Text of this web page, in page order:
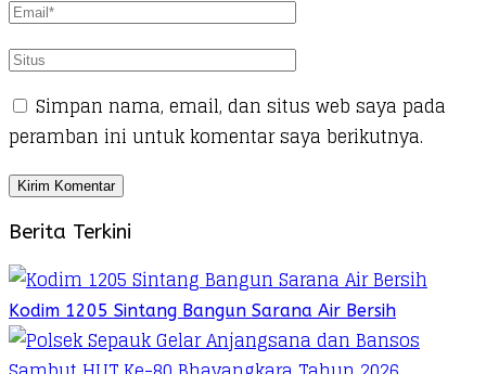
Simpan nama, email, dan situs web saya pada
peramban ini untuk komentar saya berikutnya.
Berita Terkini
Kodim 1205 Sintang Bangun Sarana Air Bersih